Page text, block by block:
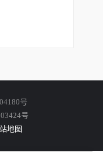
号
号
地图